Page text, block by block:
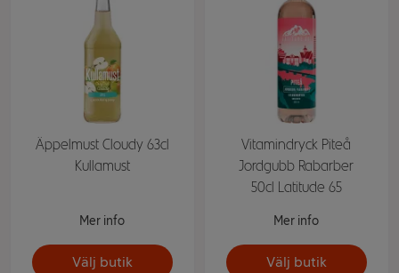
Äppelmust Cloudy 63cl
Kullamust
Mer info
Välj butik
Vitamindryck Piteå
Jordgubb Rabarber
50cl Latitude 65
Mer info
Välj butik